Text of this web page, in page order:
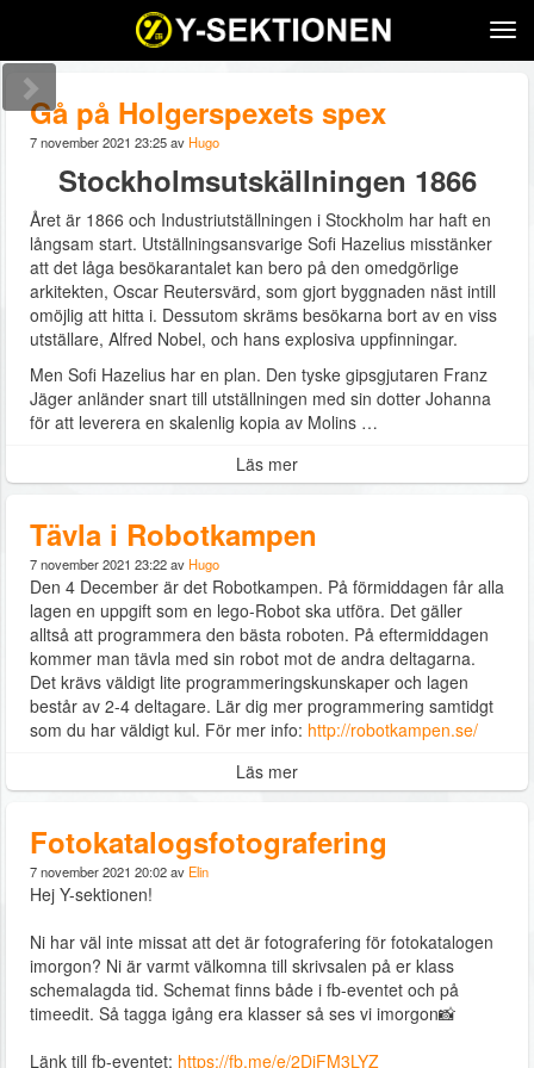
Gå på Holgerspexets spex
7 november 2021 23:25 av Hugo
Stockholmsutskällningen 1866
Året är 1866 och Industriutställningen i Stockholm har haft en
långsam start. Utställningsansvarige Sofi Hazelius misstänker
att det låga besökarantalet kan bero på den omedgörlige
arkitekten, Oscar Reutersvärd, som gjort byggnaden näst intill
omöjlig att hitta i. Dessutom skräms besökarna bort av en viss
utställare, Alfred Nobel, och hans explosiva uppfinningar.
Men Sofi Hazelius har en plan. Den tyske gipsgjutaren Franz
Jäger anländer snart till utställningen med sin dotter Johanna
för att leverera en skalenlig kopia av Molins …
Läs mer
Tävla i Robotkampen
7 november 2021 23:22 av Hugo
Den 4 December är det Robotkampen. På förmiddagen får alla
lagen en uppgift som en lego-Robot ska utföra. Det gäller
alltså att programmera den bästa roboten. På eftermiddagen
kommer man tävla med sin robot mot de andra deltagarna.
Det krävs väldigt lite programmeringskunskaper och lagen
består av 2-4 deltagare. Lär dig mer programmering samtidgt
som du har väldigt kul. För mer info: http://robotkampen.se/
Läs mer
Fotokatalogsfotografering
7 november 2021 20:02 av Elin
Hej Y-sektionen!
Ni har väl inte missat att det är fotografering för fotokatalogen
imorgon? Ni är varmt välkomna till skrivsalen på er klass
schemalagda tid. Schemat finns både i fb-eventet och på
timeedit. Så tagga igång era klasser så ses vi imorgon📸
Länk till fb-eventet: https://fb.me/e/2DjFM3LYZ